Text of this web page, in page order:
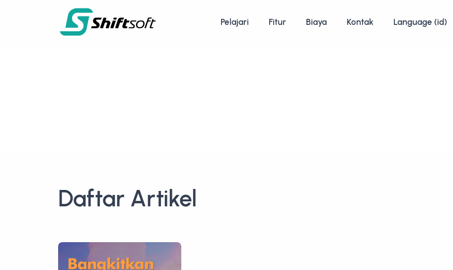
Pelajari Fitur Biaya Kontak Language (id)
Daftar Artikel